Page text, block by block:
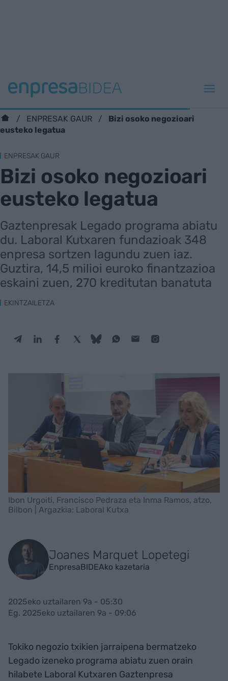
ENPRESAK GAUR
Bizi osoko negozioari
eusteko legatua
ENPRESAK GAUR
Bizi osoko negozioari
eusteko legatua
Gaztenpresak Legado programa abiatu
du. Laboral Kutxaren fundazioak 348
enpresa sortzen lagundu zuen iaz.
Guztira, 14,5 milioi euroko finantzazioa
eskaini zuen, 270 kreditutan banatuta
EKINTZAILETZA
Ibon Urgoiti, Francisco Pedraza eta Inma Ramos, atzo,
Bilbon | Argazkia: Laboral Kutxa
Joanes Marquet Lopetegi
EnpresaBIDEAko kazetaria
2025eko uztailaren 9a - 05:30
Eg. 2025eko uztailaren 9a - 09:06
Tokiko negozio txikien jarraipena bermatzeko
Legado izeneko programa abiatu zuen orain
hilabete Laboral Kutxaren Gaztenpresa